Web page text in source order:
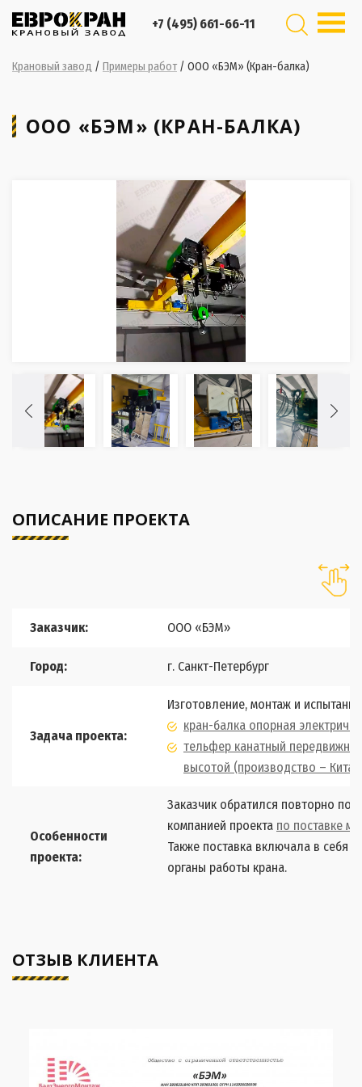
+7 (495) 661-66-11
Крановый завод / Примеры работ / ООО «БЭМ» (Кран-балка)
ООО «БЭМ» (КРАН-БАЛКА)
ОПИСАНИЕ ПРОЕКТА
Заказчик: ООО «БЭМ»
Город: г. Санкт-Петербург
Задача проекта:
Изготовление, монтаж и
кран-балка опорная
тельфер канатный
высотой (производство –
Особенности
проекта:
Заказчик обратился повторно
компанией проекта по поставке
Также поставка включала в себя
органы работы крана.
ОТЗЫВ КЛИЕНТА